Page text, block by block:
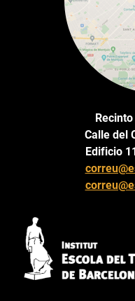
Calle del
Edificio